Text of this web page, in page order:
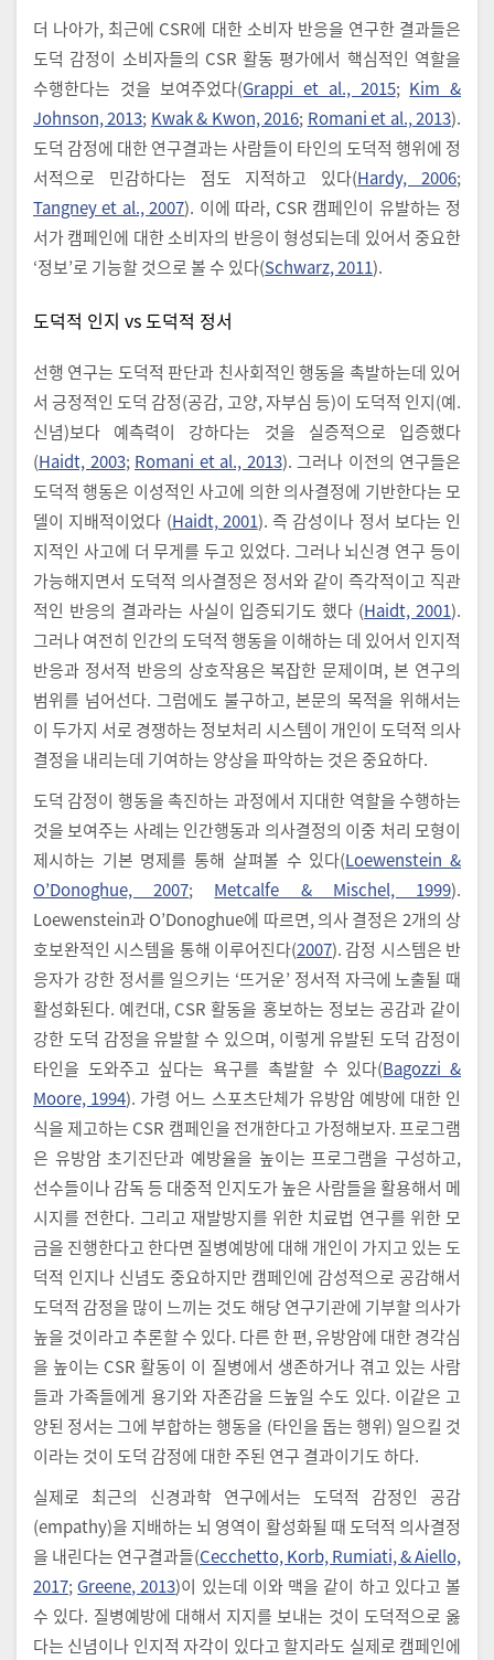
더 나아가, 최근에 CSR에 대한 소비자 반응을 연구한 결과들은
도덕 감정이 소비자들의 CSR 활동 평가에서 핵심적인 역할을
수행한다는 것을 보여주었다(Grappi et al., 2015; Kim &
Johnson, 2013; Kwak & Kwon, 2016; Romani et al., 2013).
도덕 감정에 대한 연구결과는 사람들이 타인의 도덕적 행위에 정
서적으로 민감하다는 점도 지적하고 있다(Hardy, 2006;
Tangney et al., 2007). 이에 따라, CSR 캠페인이 유발하는 정
서가 캠페인에 대한 소비자의 반응이 형성되는데 있어서 중요한
‘정보’로 기능할 것으로 볼 수 있다(Schwarz, 2011).
도덕적 인지 vs 도덕적 정서
선행 연구는 도덕적 판단과 친사회적인 행동을 촉발하는데 있어
서 긍정적인 도덕 감정(공감, 고양, 자부심 등)이 도덕적 인지(예.
신념)보다 예측력이 강하다는 것을 실증적으로 입증했다
(Haidt, 2003; Romani et al., 2013). 그러나 이전의 연구들은
도덕적 행동은 이성적인 사고에 의한 의사결정에 기반한다는 모
델이 지배적이었다 (Haidt, 2001). 즉 감성이나 정서 보다는 인
지적인 사고에 더 무게를 두고 있었다. 그러나 뇌신경 연구 등이
가능해지면서 도덕적 의사결정은 정서와 같이 즉각적이고 직관
적인 반응의 결과라는 사실이 입증되기도 했다 (Haidt, 2001).
그러나 여전히 인간의 도덕적 행동을 이해하는 데 있어서 인지적
반응과 정서적 반응의 상호작용은 복잡한 문제이며, 본 연구의
범위를 넘어선다. 그럼에도 불구하고, 본문의 목적을 위해서는
이 두가지 서로 경쟁하는 정보처리 시스템이 개인이 도덕적 의사
결정을 내리는데 기여하는 양상을 파악하는 것은 중요하다.
도덕 감정이 행동을 촉진하는 과정에서 지대한 역할을 수행하는
것을 보여주는 사례는 인간행동과 의사결정의 이중 처리 모형이
제시하는 기본 명제를 통해 살펴볼 수 있다(Loewenstein &
O’Donoghue, 2007; Metcalfe & Mischel, 1999).
Loewenstein과 O’Donoghue에 따르면, 의사 결정은 2개의 상
호보완적인 시스템을 통해 이루어진다(2007). 감정 시스템은 반
응자가 강한 정서를 일으키는 ‘뜨거운’ 정서적 자극에 노출될 때
활성화된다. 예컨대, CSR 활동을 홍보하는 정보는 공감과 같이
강한 도덕 감정을 유발할 수 있으며, 이렇게 유발된 도덕 감정이
타인을 도와주고 싶다는 욕구를 촉발할 수 있다(Bagozzi &
Moore, 1994). 가령 어느 스포츠단체가 유방암 예방에 대한 인
식을 제고하는 CSR 캠페인을 전개한다고 가정해보자. 프로그램
은 유방암 초기진단과 예방율을 높이는 프로그램을 구성하고,
선수들이나 감독 등 대중적 인지도가 높은 사람들을 활용해서 메
시지를 전한다. 그리고 재발방지를 위한 치료법 연구를 위한 모
금을 진행한다고 한다면 질병예방에 대해 개인이 가지고 있는 도
덕적 인지나 신념도 중요하지만 캠페인에 감성적으로 공감해서
도덕적 감정을 많이 느끼는 것도 해당 연구기관에 기부할 의사가
높을 것이라고 추론할 수 있다. 다른 한 편, 유방암에 대한 경각심
을 높이는 CSR 활동이 이 질병에서 생존하거나 겪고 있는 사람
들과 가족들에게 용기와 자존감을 드높일 수도 있다. 이같은 고
양된 정서는 그에 부합하는 행동을 (타인을 돕는 행위) 일으킬 것
이라는 것이 도덕 감정에 대한 주된 연구 결과이기도 하다.
실제로 최근의 신경과학 연구에서는 도덕적 감정인 공감
(empathy)을 지배하는 뇌 영역이 활성화될 때 도덕적 의사결정
을 내린다는 연구결과들(Cecchetto, Korb, Rumiati, & Aiello,
2017; Greene, 2013)이 있는데 이와 맥을 같이 하고 있다고 볼
수 있다. 질병예방에 대해서 지지를 보내는 것이 도덕적으로 옳
다는 신념이나 인지적 자각이 있다고 할지라도 실제로 캠페인에